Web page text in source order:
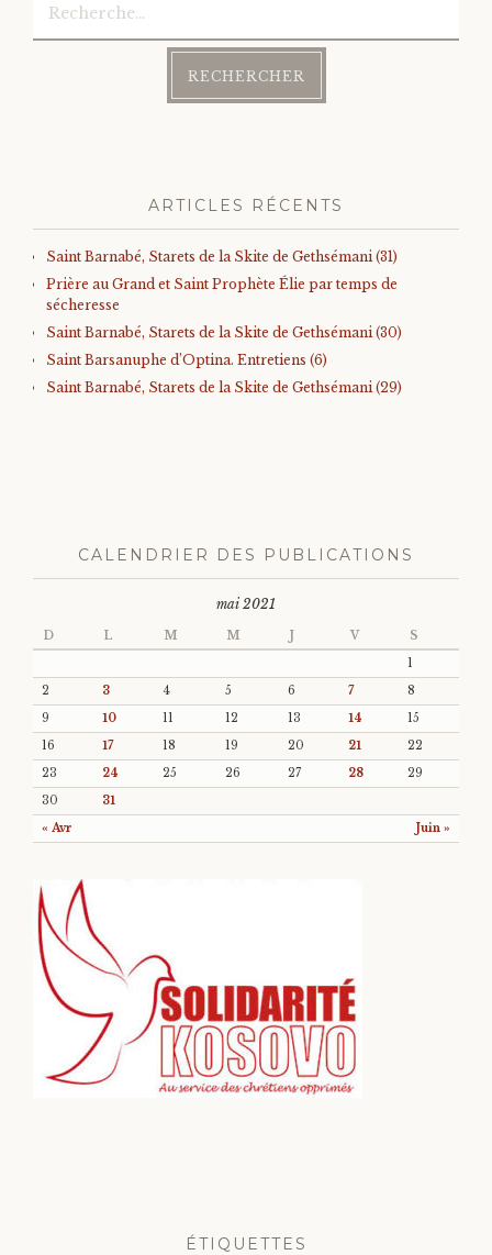
ARTICLES RÉCENTS
Saint Barnabé, Starets de la Skite de Gethsémani (31)
Prière au Grand et Saint Prophète Élie par temps de
sécheresse
Saint Barnabé, Starets de la Skite de Gethsémani (30)
Saint Barsanuphe d’Optina. Entretiens (6)
Saint Barnabé, Starets de la Skite de Gethsémani (29)
CALENDRIER DES PUBLICATIONS
mai 2021
D L M M J V S
« Avr Juin »
1
2
3 4 5 6 7
8
9
10 11 12 13 14
15
16
17 18 19 20 21
22
23
24 25 26 27 28
29
30
31
ÉTIQUETTES